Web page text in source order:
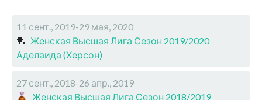
11 сент., 2019-29 мая, 2020
🏓 Женская Высшая Лига Сезон 2019/2020
Аделаида (Херсон)
27 сент., 2018-26 апр., 2019
Женская Высшая Лига Сезон 2018/2019